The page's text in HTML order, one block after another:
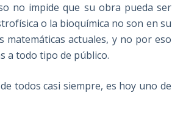
no impide que su obra pueda ser
o la bioquímica no son en su
matemáticas actuales, y no por eso
a todo tipo de público.
todos casi siempre, es hoy uno de